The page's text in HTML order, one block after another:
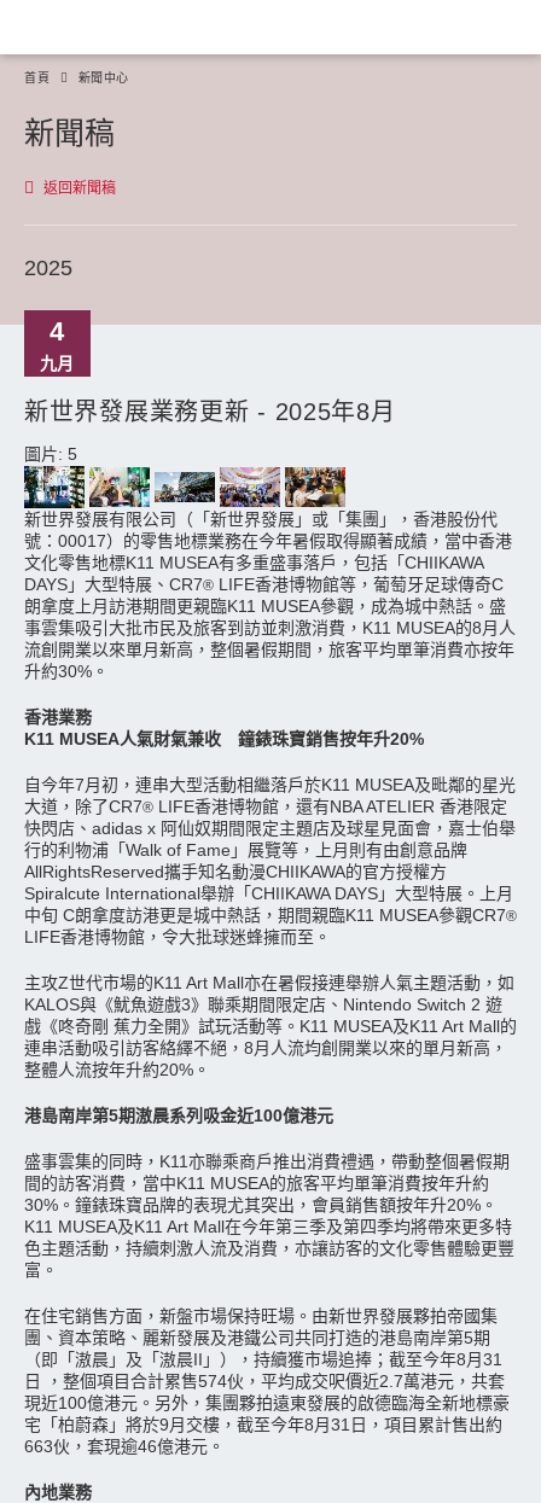
首頁 新聞中心
新聞稿
返回新聞稿
2025
4
九月
新世界發展業務更新 - 2025年8月
圖片: 5
新世界發展有限公司（「新世界發展」或「集團」，香港股份代
號：00017）的零售地標業務在今年暑假取得顯著成績，當中香港
文化零售地標K11 MUSEA有多重盛事落戶，包括「CHIIKAWA
DAYS」大型特展、CR7® LIFE香港博物館等，葡萄牙足球傳奇C
朗拿度上月訪港期間更親臨K11 MUSEA參觀，成為城中熱話。盛
事雲集吸引大批市民及旅客到訪並刺激消費，K11 MUSEA的8月人
流創開業以來單月新高，整個暑假期間，旅客平均單筆消費亦按年
升約30%。
香港業務
K11 MUSEA人氣財氣兼收 鐘錶珠寶銷售按年升20%
自今年7月初，連串大型活動相繼落戶於K11 MUSEA及毗鄰的星光
大道，除了CR7® LIFE香港博物館，還有NBA ATELIER 香港限定
快閃店、adidas x 阿仙奴期間限定主題店及球星見面會，嘉士伯舉
行的利物浦「Walk of Fame」展覽等，上月則有由創意品牌
AllRightsReserved攜手知名動漫CHIIKAWA的官方授權方
Spiralcute International舉辦「CHIIKAWA DAYS」大型特展。上月
中旬 C朗拿度訪港更是城中熱話，期間親臨K11 MUSEA參觀CR7®
LIFE香港博物館，令大批球迷蜂擁而至。
主攻Z世代市場的K11 Art Mall亦在暑假接連舉辦人氣主題活動，如
KALOS與《魷魚遊戲3》聯乘期間限定店、Nintendo Switch 2 遊
戲《咚奇剛 蕉力全開》試玩活動等。K11 MUSEA及K11 Art Mall的
連串活動吸引訪客絡繹不絕，8月人流均創開業以來的單月新高，
整體人流按年升約20%。
港島南岸第5期滶晨系列吸金近100億港元
盛事雲集的同時，K11亦聯乘商戶推出消費禮遇，帶動整個暑假期
間的訪客消費，當中K11 MUSEA的旅客平均單筆消費按年升約
30%。鐘錶珠寶品牌的表現尤其突出，會員銷售額按年升20%。
K11 MUSEA及K11 Art Mall在今年第三季及第四季均將帶來更多特
色主題活動，持續刺激人流及消費，亦讓訪客的文化零售體驗更豐
富。
在住宅銷售方面，新盤市場保持旺場。由新世界發展夥拍帝國集
團、資本策略、麗新發展及港鐵公司共同打造的港島南岸第5期
（即「滶晨」及「滶晨II」），持續獲市場追捧；截至今年8月31
日 ，整個項目合計累售574伙，平均成交呎價近2.7萬港元，共套
現近100億港元。另外，集團夥拍遠東發展的啟德臨海全新地標豪
宅「柏蔚森」將於9月交樓，截至今年8月31日，項目累計售出約
663伙，套現逾46億港元。
內地業務